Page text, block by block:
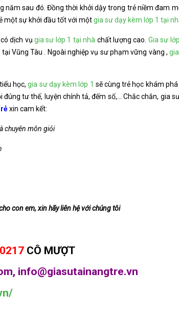
năm sau đó. Đồng thời khởi dậy trong trẻ niềm đam
một sự khởi đầu tốt với mộtgia sư dạy kèm lớp 1 tại
dịch vụgia sư lớp 1 tại nhà chất lượng cao. Gia sư
Vũng Tàu . Ngoài nghiệp vụ sư phạm vững vàng ,
học,gia sư dạy kèm lớp 1 sẽ cùng trẻ học khám
đúng tư thế, luyện chính tả, đếm số,… Chắc chắn, gia
xin cam kết:
chuyên môn giỏi
con em, xin hãy liên hệ với chúng tôi
CÔ MƯỢT
info@giasutainangtre.vn